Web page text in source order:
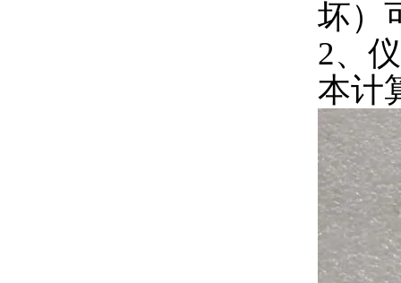
坏）
2、
本计